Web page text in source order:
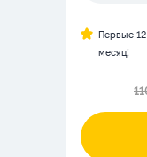
Первые
месяц!